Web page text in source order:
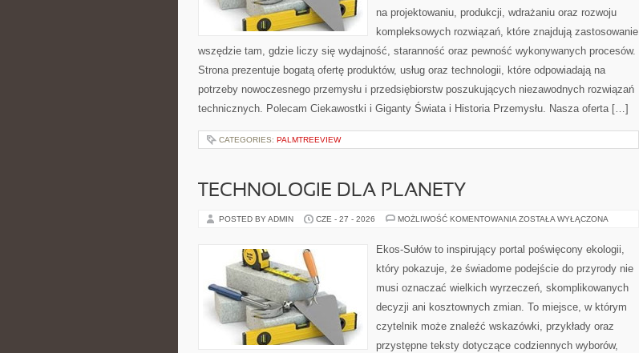
na projektowaniu, produkcji, wdrażaniu oraz rozwoju
kompleksowych rozwiązań, które znajdują zastosowanie
wszędzie tam, gdzie liczy się wydajność, staranność oraz pewność wykonywanych procesów.
Strona prezentuje bogatą ofertę produktów, usług oraz technologii, które odpowiadają na
potrzeby nowoczesnego przemysłu i przedsiębiorstw poszukujących niezawodnych rozwiązań
technicznych. Polecam Ciekawostki i Giganty Świata i Historia Przemysłu. Nasza oferta […]
CATEGORIES: PALMTREEVIEW
TECHNOLOGIE DLA PLANETY
POSTED BY ADMIN CZE - 27 - 2026 MOŻLIWOŚĆ KOMENTOWANIA TECHNOLOGIE
ZOSTAŁA WYŁĄCZONA
Ekos-Sułów to inspirujący portal poświęcony ekologii,
który pokazuje, że świadome podejście do przyrody nie
musi oznaczać wielkich wyrzeczeń, skomplikowanych
decyzji ani kosztownych zmian. To miejsce, w którym
czytelnik może znaleźć wskazówki, przykłady oraz
przystępne teksty dotyczące codziennych wyborów,